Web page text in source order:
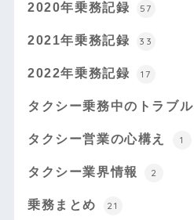
2020年乗務記録 57
2021年乗務記録 33
2022年乗務記録 17
タクシー乗務中のトラブル
タクシー営業の心構え 1
タクシー業界情報 2
乗務まとめ 21